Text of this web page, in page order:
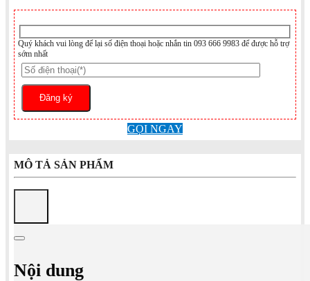
Quý khách vui lòng để lại số điện thoại hoặc nhắn tin 093 666 9983 để được hỗ trợ
sớm nhất
GỌI NGAY
MÔ TẢ SẢN PHẨM
Nội dung